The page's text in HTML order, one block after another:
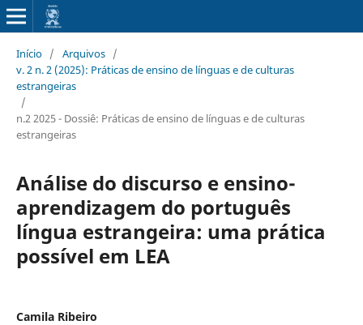
Início / Arquivos /
v. 2 n. 2 (2025): Práticas de ensino de línguas e de culturas
estrangeiras
/
n.2 2025 - Dossiê: Práticas de ensino de línguas e de culturas
estrangeiras
Análise do discurso e ensino-
aprendizagem do português
língua estrangeira: uma prática
possível em LEA
Camila Ribeiro